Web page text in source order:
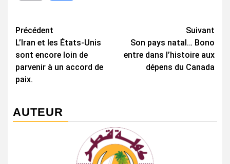
Navigation
d’article
Précédent
L’Iran et les États-Unis
sont encore loin de
parvenir à un accord de
paix.
Suivant
Son pays natal… Bono
entre dans l’histoire aux
dépens du Canada
AUTEUR